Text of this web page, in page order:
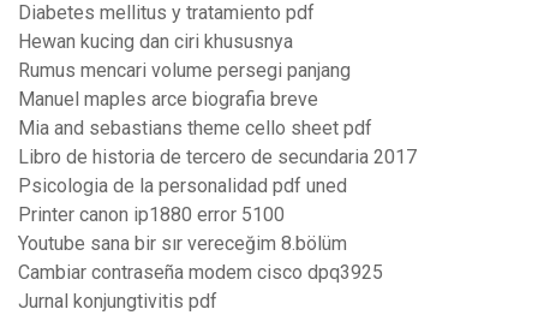
Diabetes mellitus y tratamiento pdf
Hewan kucing dan ciri khususnya
Rumus mencari volume persegi panjang
Manuel maples arce biografia breve
Mia and sebastians theme cello sheet pdf
Libro de historia de tercero de secundaria 2017
Psicologia de la personalidad pdf uned
Printer canon ip1880 error 5100
Youtube sana bir sır vereceğim 8.bölüm
Cambiar contraseña modem cisco dpq3925
Jurnal konjungtivitis pdf